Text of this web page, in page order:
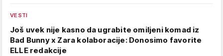
VESTI
Još uvek nije kasno da ugrabite omiljeni komad iz
Bad Bunny x Zara kolaboracije: Donosimo favorite
ELLE redakcije